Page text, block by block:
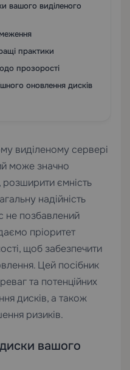
вашого виділеного
практики
прозорості
оновлення дисків
виділеному сервері
може значно
розширити ємність
надійність
не позбавлений
пріоритет
щоб забезпечити
Цей посібник
та потенційних
дисків, а також
ризиків.
вашого